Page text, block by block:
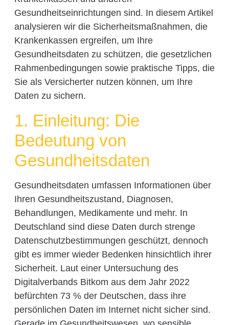
Gesundheitseinrichtungen sind. In diesem Artikel
analysieren wir die Sicherheitsmaßnahmen, die
Krankenkassen ergreifen, um Ihre
Gesundheitsdaten zu schützen, die gesetzlichen
Rahmenbedingungen sowie praktische Tipps, die
Sie als Versicherter nutzen können, um Ihre
Daten zu sichern.
1. Einleitung: Die
Bedeutung von
Gesundheitsdaten
Gesundheitsdaten umfassen Informationen über
Ihren Gesundheitszustand, Diagnosen,
Behandlungen, Medikamente und mehr. In
Deutschland sind diese Daten durch strenge
Datenschutzbestimmungen geschützt, dennoch
gibt es immer wieder Bedenken hinsichtlich ihrer
Sicherheit. Laut einer Untersuchung des
Digitalverbands Bitkom aus dem Jahr 2022
befürchten 73 % der Deutschen, dass ihre
persönlichen Daten im Internet nicht sicher sind.